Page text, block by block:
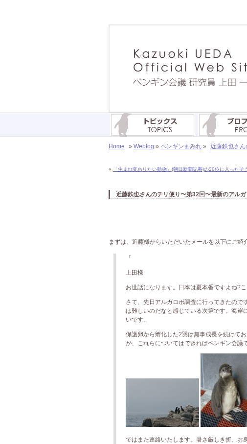
Home » Weblog » ペンギンまみれ » 近藤鉄也さ
« 「生まれ変わりたい動物」(朝日新聞記事)の20位に入ったそ
近藤鉄也さんのチリ便り〜第32回〜最新のアル
まずは、近藤様からいただいたメールを以下にご紹
「
上田様
お世話になります。日本は夏本番ですよね?
さて、先日アルガロボ調査に行ってきたの
は難しいのだなと感じている次第です。海岸
いです。
保護卵から孵化した2羽は無事成長を続けて
が、これらについてはできればペンギン会議
ではまた連絡いたします。暑さ厳しき折、お